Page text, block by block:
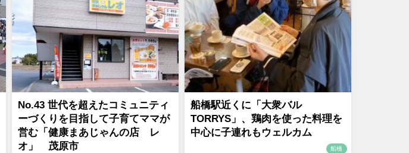
No.43 世代を超えたコミュニティ
ーづくりを目指して子育てママが
営む「健康まあじゃんの店 レ
オ」 茂原市
船橋駅近くに「大衆バル
TORRYS」、鶏肉を使った料理を
中心に子連れもウェルカム
船橋